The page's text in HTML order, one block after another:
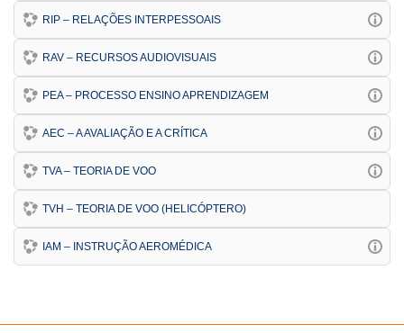
RIP – RELAÇÕES INTERPESSOAIS
RAV – RECURSOS AUDIOVISUAIS
PEA – PROCESSO ENSINO APRENDIZAGEM
AEC – A AVALIAÇÃO E A CRÍTICA
TVA – TEORIA DE VOO
TVH – TEORIA DE VOO (HELICÓPTERO)
IAM – INSTRUÇÃO AEROMÉDICA